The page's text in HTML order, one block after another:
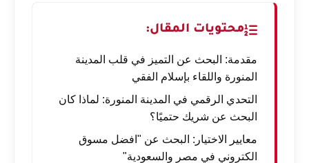
محتويات المقال:
مقدمة: البحث عن التميز في قلب المدينة
المنورة واللقاء بإسلام الفقي
التحدي الرقمي في المدينة المنورة: لماذا كان
البحث عن شريك حتميًا؟
معايير الاختيار: البحث عن "افضل مسوق
الكتروني في مصر والسعودية"